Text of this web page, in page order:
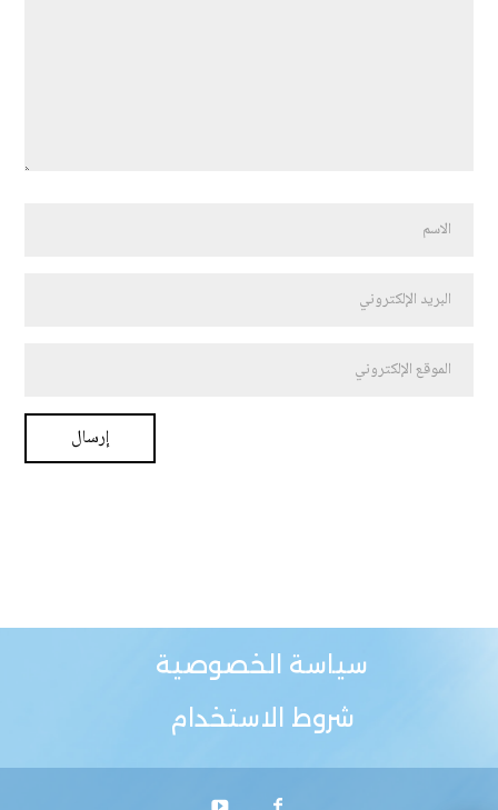
سياسة الخصوصية
شروط الاستخدام